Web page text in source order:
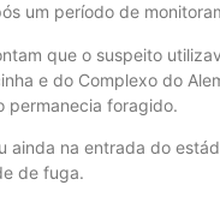
um período de
que o suspeito
e do Complexo do
permanecia foragido.
ainda na entrada do
de fuga.